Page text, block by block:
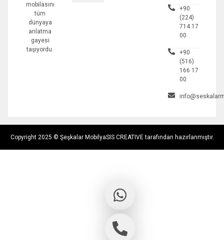
mobilasını
tüm
dünyaya
anlatma
gayesi
taşıyordu.
+90
(224)
714 17
00
+90
(516)
166 17
00
Copyright 2025 © Şeşkalar MobilyaSIS CREATIVE tarafından hazırlanmıştır.